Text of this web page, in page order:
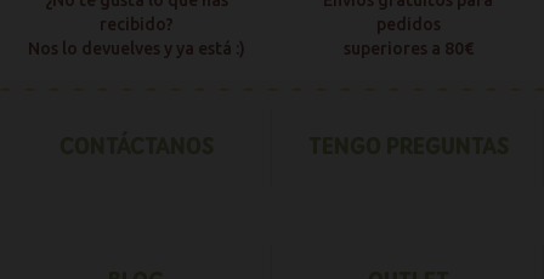
recibido?
Nos lo devuelves y ya está :)
pedidos
superiores a 80€